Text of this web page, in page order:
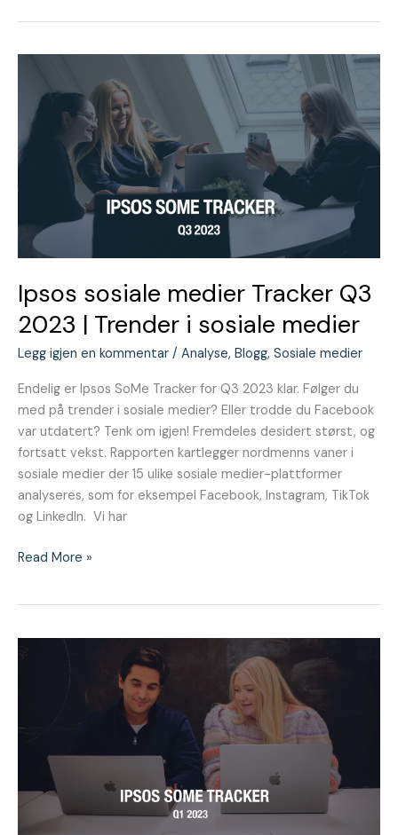
Ipsos sosiale medier Tracker Q3
2023 | Trender i sosiale medier
Legg igjen en kommentar / Analyse, Blogg, Sosiale medier
Endelig er Ipsos SoMe Tracker for Q3 2023 klar. Følger du
med på trender i sosiale medier? Eller trodde du Facebook
var utdatert? Tenk om igjen! Fremdeles desidert størst, og
fortsatt vekst. Rapporten kartlegger nordmenns vaner i
sosiale medier der 15 ulike sosiale medier-plattformer
analyseres, som for eksempel Facebook, Instagram, TikTok
og LinkedIn. Vi har
medier
Tracker
Q3
|
sosiale
Read More »
Ipsos
Q1
2023
Trender